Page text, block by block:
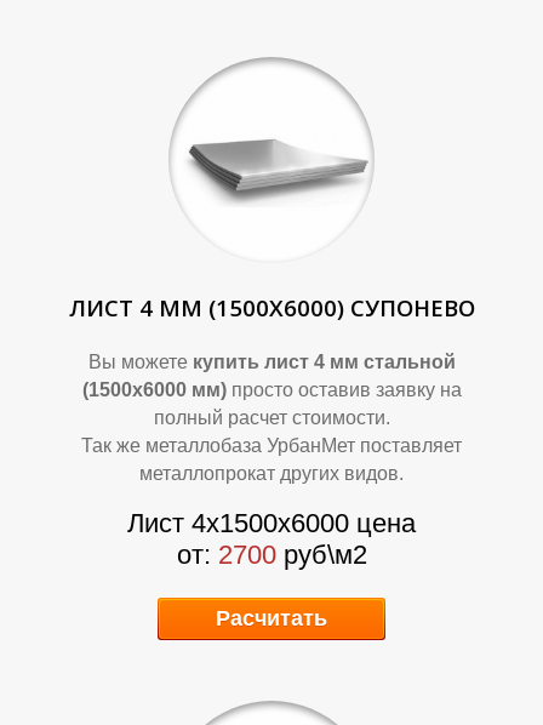
Р
ЛИСТ 4 ММ (1500Х6000) СУПОНЕВО
Вы можете купить лист 4 мм стальной
(1500х6000 мм) просто оставив заявку на
полный расчет стоимости.
Так же металлобаза УрбанМет поставляет
металлопрокат других видов.
Лист 4х1500х6000 цена
от: 2700 руб\м2
Расчитать
Р